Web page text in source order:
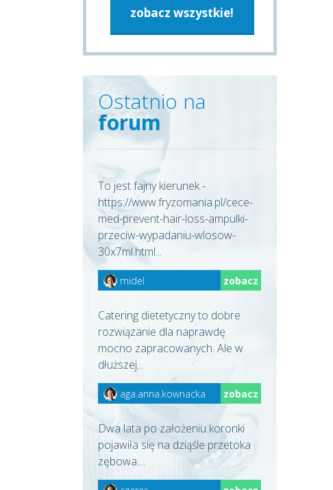
zobacz wszystkie!
Ostatnio na
forum
To jest fajny kierunek -
https://www.fryzomania.pl/cece-
med-prevent-hair-loss-ampulki-
przeciw-wypadaniu-wlosow-
30x7ml.html...
midel zobacz
Catering dietetyczny to dobre
rozwiązanie dla naprawdę
mocno zapracowanych. Ale w
dłuższej...
aga.anna.kownacka zobacz
Dwa lata po założeniu koronki
pojawiła się na dziąśle przetoka
zębowa....